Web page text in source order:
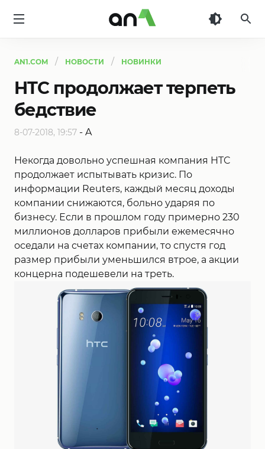
AN1.COM НОВОСТИ НОВИНКИ
HTC продолжает терпеть
бедствие
8-07-2018, 19:57 - A
Некогда довольно успешная компания HTC
продолжает испытывать кризис. По
информации Reuters, каждый месяц доходы
компании снижаются, больно ударяя по
бизнесу. Если в прошлом году примерно 230
миллионов долларов прибыли ежемесячно
оседали на счетах компании, то спустя год
размер прибыли уменьшился втрое, а акции
концерна подешевели на треть.